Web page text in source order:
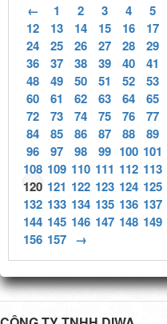
← 1 2 3 4 5
12
13 14 15 16 17
24
25 26 27 28 29
36
37 38 39 40 41
48
49 50 51 52 53
60
61 62 63 64 65
72
73 74 75 76 77
84
85 86 87 88 89
96
97 98 99 100 101
108 109 110 111 112 113
120 121 122 123 124 125
132 133 134 135 136 137
144 145 146 147 148 149
156 157 →